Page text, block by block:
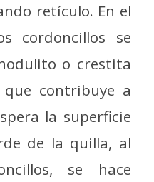
retículo. En el
cordoncillos se
o crestita
contribuye a
la superficie
de la quilla, al
se hace